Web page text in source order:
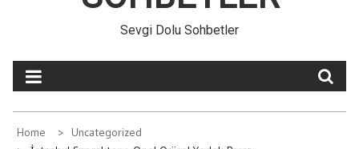
Sevgi Dolu Sohbetler
Home
Uncategorized